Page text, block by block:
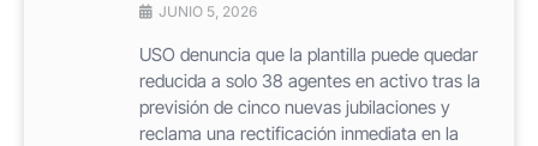
JUNIO 5, 2026
USO denuncia que la plantilla puede quedar
reducida a solo 38 agentes en activo tras la
previsión de cinco nuevas jubilaciones y
reclama una rectificación inmediata en la